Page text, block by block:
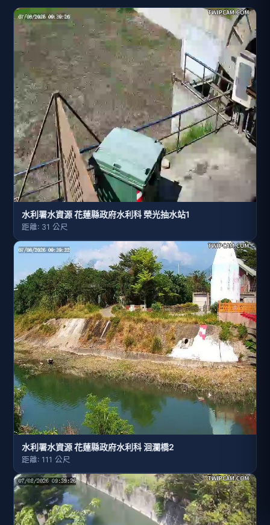
水利署水資源 花蓮縣政府水利科 榮光抽水站1
距離: 31 公尺
水利署水資源 花蓮縣政府水利科 洄瀾橋2
距離: 111 公尺